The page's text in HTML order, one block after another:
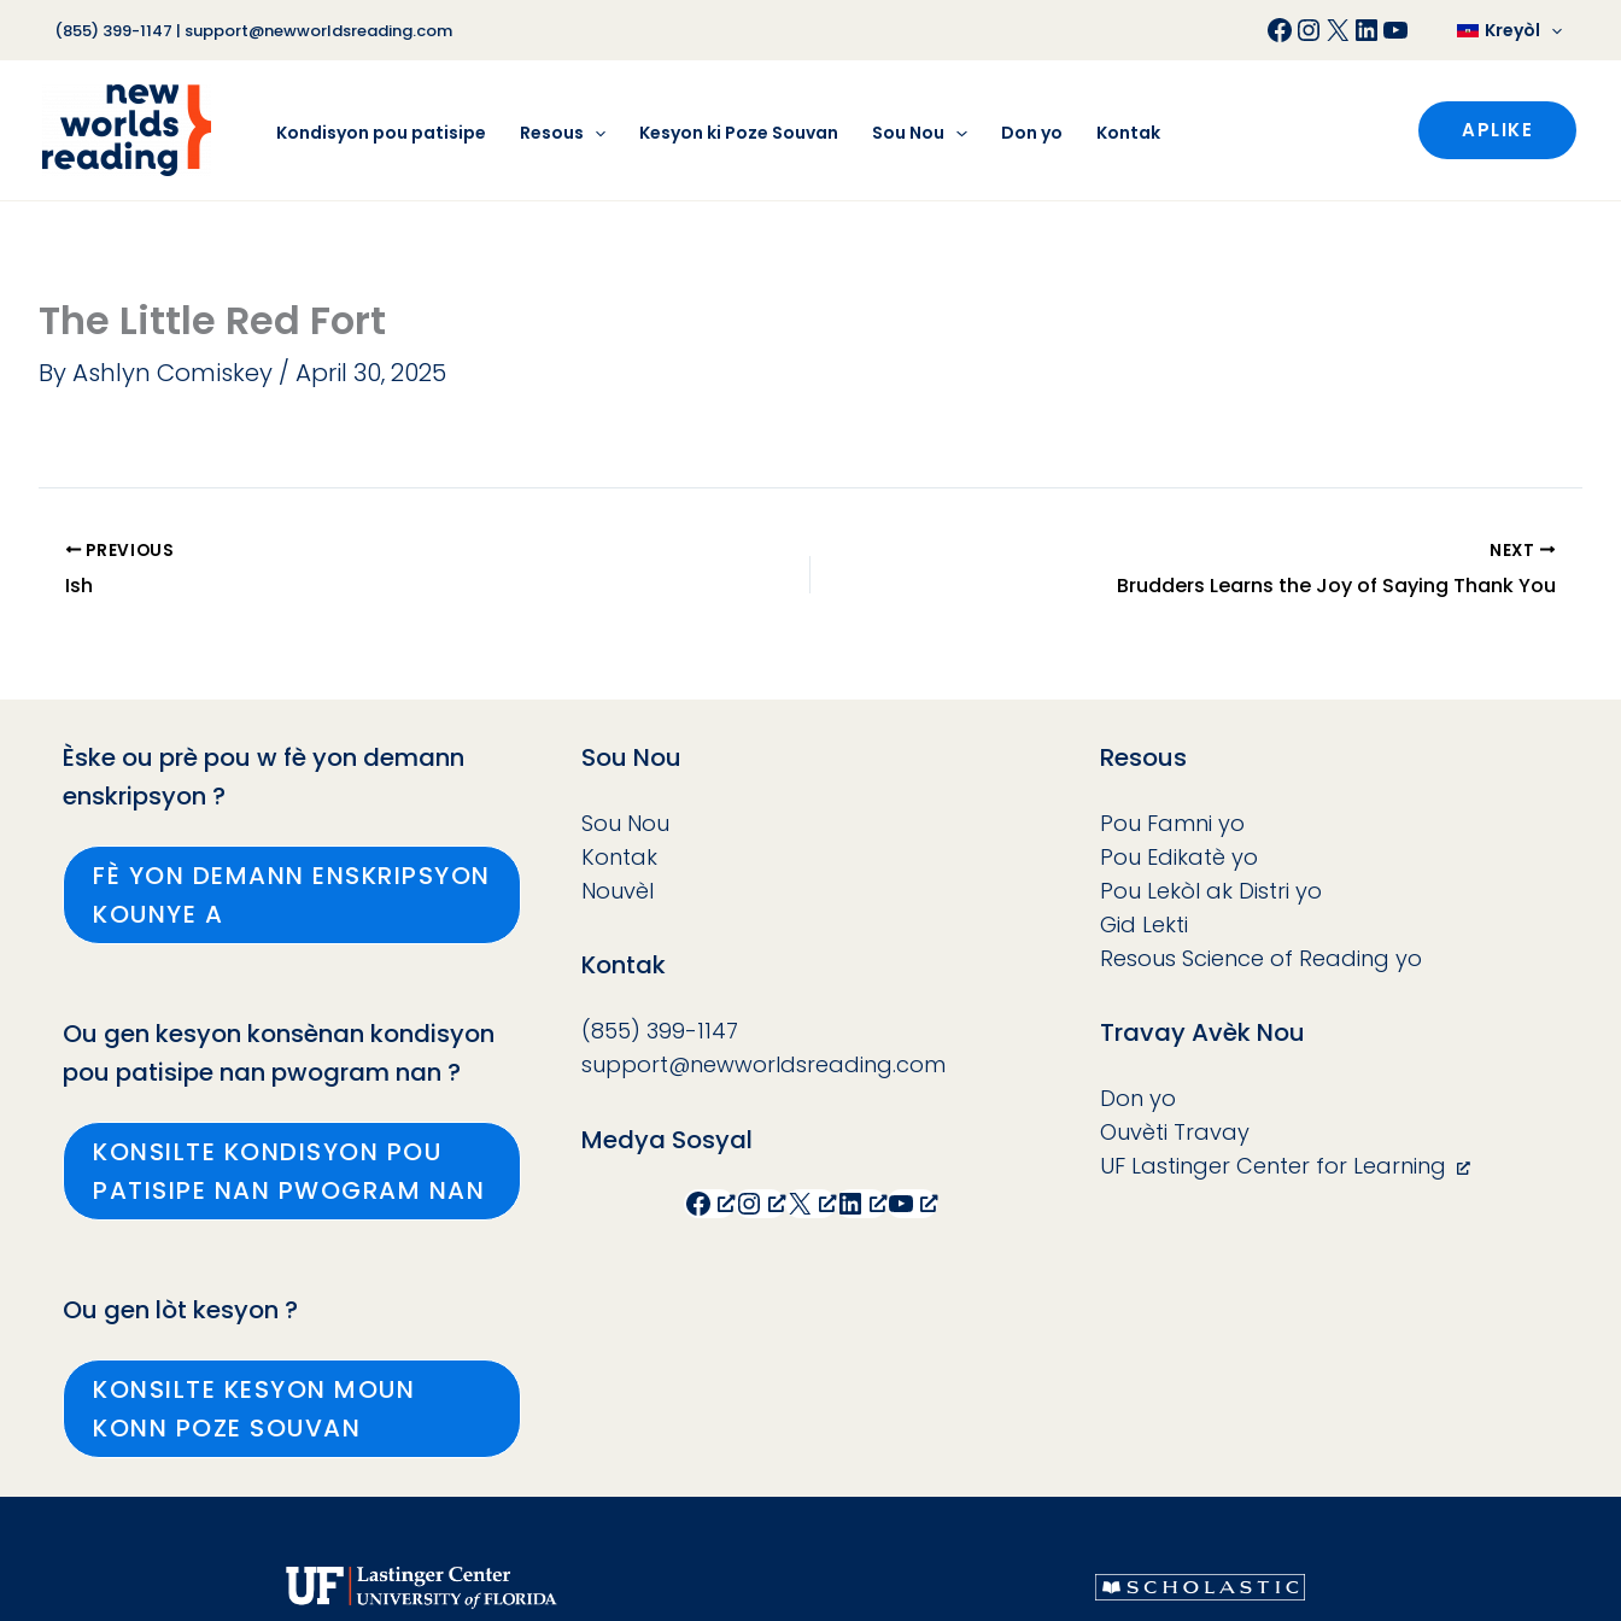
(855) 399-1147 | support@newworldsreading.com Facebook
Instagram
X LinkedIn
YouTubeKreyòl
Kondisyon pou patisipe Resous Kesyon ki Poze Souvan Sou Nou Don yo Kontak APLIKE
The Little Red Fort
ByAshlyn Comiskey / April 30, 2025
PREVIOUS
Ish
NEXT
Brudders Learns the Joy of Saying Thank You
Èske ou prè pou w fè yon demann
enskripsyon ?
FÈ YON DEMANN ENSKRIPSYON
KOUNYE A
Ou gen kesyon konsènan kondisyon
pou patisipe nan pwogram nan ?
KONSILTE KONDISYON POU
PATISIPE NAN PWOGRAM NAN
Ou gen lòt kesyon ?
KONSILTE KESYON MOUN
KONN POZE SOUVAN
Sou Nou
Sou Nou
Kontak
Nouvèl
Kontak
(855) 399-1147
support@newworldsreading.com
Medya Sosyal
Facebook
Instagram
X LinkedInYouTube
Resous
Pou Famni yo
Pou Edikatè yo
Pou Lekòl ak Distri yo
Gid Lekti
Resous Science of Reading yo
Travay Avèk Nou
Don yo
Ouvèti Travay
UF Lastinger Center for Learning